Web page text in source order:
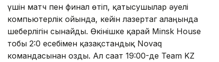
үшін матч пен финал өтіп, қатысушылар әуелі
компьютерлік ойында, кейін лазертаг алаңында
шеберлігін сынайды. Өкінішке қарай Minsk House
тобы 2:0 есебімен қазақстандық Novaq
командасынан озды. Ал сағат 19:00-де Team KZ